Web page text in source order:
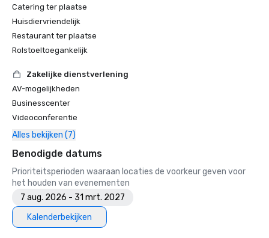
Catering ter plaatse
Huisdiervriendelijk
Restaurant ter plaatse
Rolstoeltoegankelijk
Zakelijke dienstverlening
AV-mogelijkheden
Businesscenter
Videoconferentie
Alles bekijken (7)
Benodigde datums
Prioriteitsperioden waaraan locaties de voorkeur geven voor
het houden van evenementen
7 aug. 2026 - 31 mrt. 2027
Kalenderbekijken